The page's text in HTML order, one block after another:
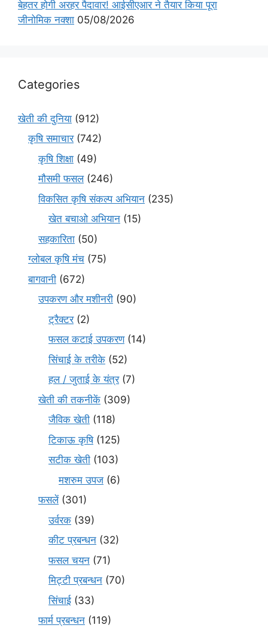
बेहतर होगी अरहर पैदावार! आईसीएआर ने तैयार किया पूरा
जीनोमिक नक्शा 05/08/2026
Categories
खेती की दुनिया (912)
कृषि समाचार(742)
कृषि शिक्षा (49)
मौसमी फसल(246)
विकसित कृषि संकल्प अभियान (235)
खेत बचाओ अभियान (15)
सहकारिता (50)
ग्लोबल कृषि मंच (75)
बागवानी (672)
उपकरण और मशीनरी (90)
ट्रैक्टर(2)
फसल कटाई उपकरण(14)
सिंचाई के तरीके (52)
हल / जुताई के यंत्र(7)
खेती की तकनीकें (309)
जैविक खेती (118)
टिकाऊ कृषि(125)
सटीक खेती (103)
मशरुम उपज (6)
फसलें(301)
उर्वरक (39)
कीट प्रबन्धन (32)
फसल चयन (71)
मि‌ट्टी प्रबन्धन (70)
सिंचाई (33)
फार्म प्रबन्धन (119)